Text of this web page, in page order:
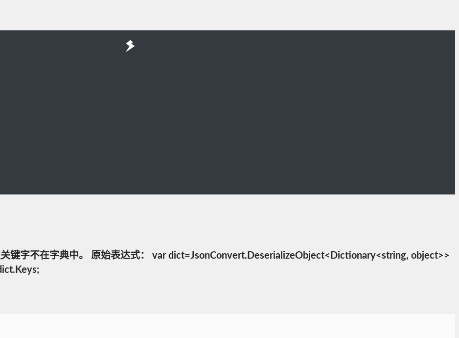
键字不在字典中。 原始表达式： var dict=JsonConvert.DeserializeObject<Dictionary<string, object>>